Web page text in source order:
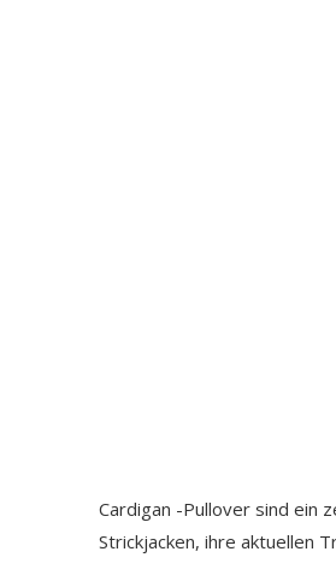
Cardigan -Pullover sind ein
Strickjacken, ihre aktuellen